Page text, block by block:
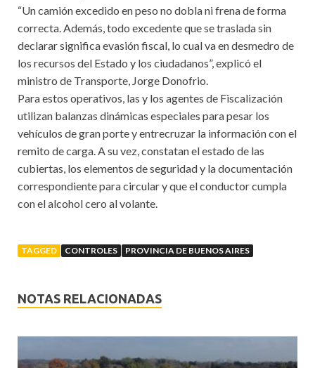
“Un camión excedido en peso no dobla ni frena de forma
correcta. Además, todo excedente que se traslada sin
declarar significa evasión fiscal, lo cual va en desmedro de
los recursos del Estado y los ciudadanos”, explicó el
ministro de Transporte, Jorge Donofrio.
Para estos operativos, las y los agentes de Fiscalización
utilizan balanzas dinámicas especiales para pesar los
vehículos de gran porte y entrecruzar la información con el
remito de carga. A su vez, constatan el estado de las
cubiertas, los elementos de seguridad y la documentación
correspondiente para circular y que el conductor cumpla
con el alcohol cero al volante.
TAGGED CONTROLES PROVINCIA DE BUENOS AIRES
NOTAS RELACIONADAS